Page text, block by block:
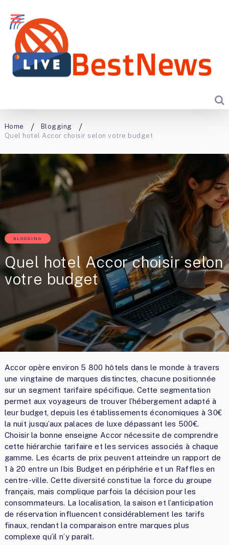
Home
Blogging
Quel hotel Accor choisir selon votre budget
BLOGGING
Quel hotel Accor choisir selon
votre budget
Accor opère environ 5 800 hôtels dans le monde à travers
une vingtaine de marques distinctes, chacune positionnée
sur un segment tarifaire spécifique. Cette segmentation
permet aux voyageurs de trouver l’hébergement adapté à
leur budget, depuis les établissements économiques à 30€
la nuit jusqu’aux palaces de luxe dépassant les 500€.
Choisir la bonne enseigne Accor nécessite de comprendre
cette hiérarchie tarifaire et les services associés à chaque
gamme. Les écarts de prix peuvent atteindre un rapport de
1 à 20 entre un Ibis Budget en périphérie et un Raffles en
centre-ville. Cette diversité constitue la force du groupe
français, mais complique parfois la décision pour les
consommateurs. La localisation, la saison et l’anticipation
de réservation influencent considérablement les tarifs
finaux, rendant la comparaison entre marques plus
complexe qu’il n’y paraît.